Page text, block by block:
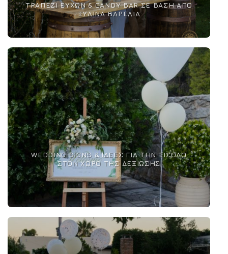
ΤΡΑΠΈΖΙ ΕΥΧΏΝ & CANDY BAR ΣΕ ΒΆΣΗ ΑΠΌ
ΞΎΛΙΝΑ ΒΑΡΈΛΙΑ
WEDDING SIGNS & ΙΔΈΕΣ ΓΙΑ ΤΗΝ ΕΊΣΟΔΟ
ΣΤΟΝ ΧΏΡΟ ΤΗΣ ΔΕΞΊΩΣΗΣ